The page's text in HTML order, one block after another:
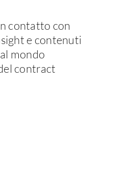
contatto con
e contenuti
mondo
contract